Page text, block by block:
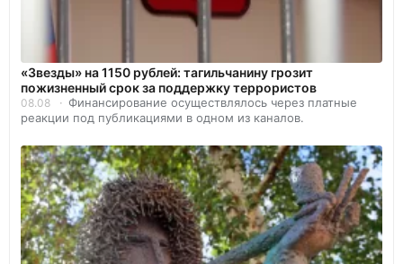
«Звезды» на 1150 рублей: тагильчанину грозит
пожизненный срок за поддержку террористов
08.08
Финансирование осуществлялось через платные
реакции под публикациями в одном из каналов.